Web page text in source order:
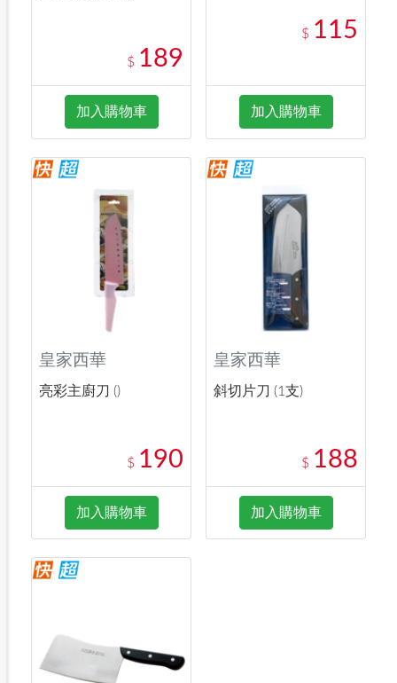
$ 189
加入購物車
$ 115
加入購物車
皇家西華
亮彩主廚刀 ()
$ 190
加入購物車
皇家西華
斜切片刀 (1支)
$ 188
加入購物車